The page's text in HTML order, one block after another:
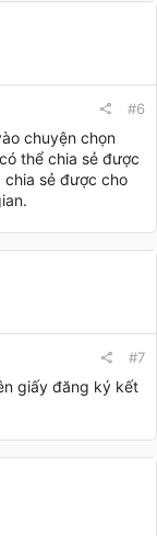
#6
chuyện chọn
thể chia sẻ được
chia sẻ được cho
#7
giấy đăng ký kết